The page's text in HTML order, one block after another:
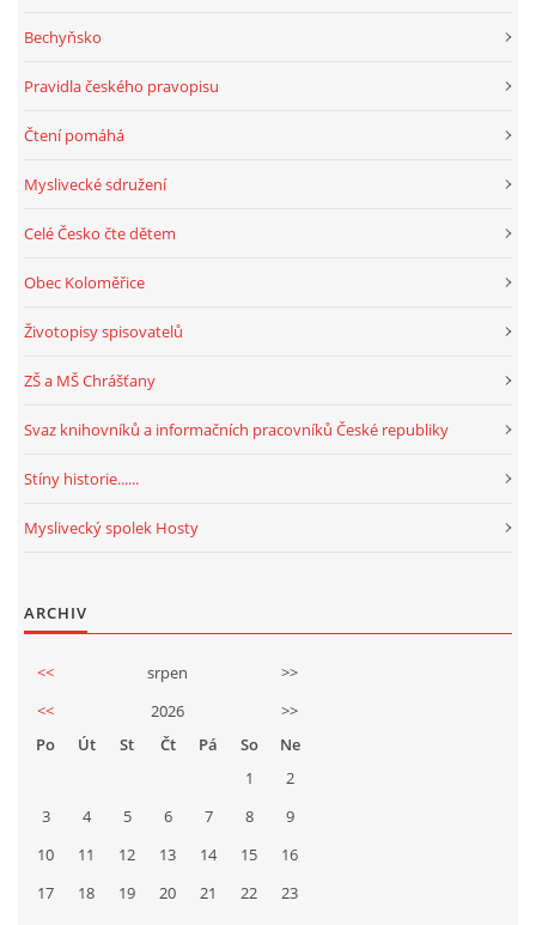
Bechyňsko
Pravidla českého pravopisu
Čtení pomáhá
Myslivecké sdružení
Celé Česko čte dětem
Obec Koloměřice
Životopisy spisovatelů
ZŠ a MŠ Chrášťany
Svaz knihovníků a informačních pracovníků České republiky
Stíny historie......
Myslivecký spolek Hosty
ARCHIV
<< srpen
>>
<<
2026
>>
Po
Út St Čt Pá So
Ne
1
2
3
4 5 6 7 8
9
10
11 12 13 14 15
16
17
18 19 20 21 22
23